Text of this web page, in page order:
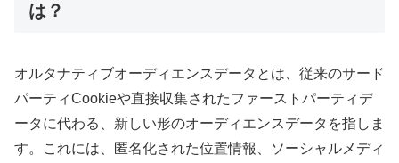
は？
オルタナティブオーディエンスデータとは、従来のサード
パーティCookieや直接収集されたファーストパーティデ
ータに代わる、新しい形のオーディエンスデータを指しま
す。これには、匿名化された位置情報、ソーシャルメディ